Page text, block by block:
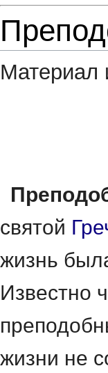
Материал
святой
жизнь
Известно
жизни не